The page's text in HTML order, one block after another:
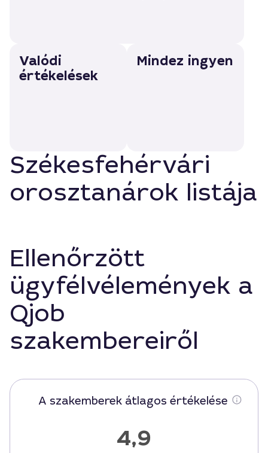
Valódi
értékelések
Mindez ingyen
Székesfehérvári
orosztanárok listája
Ellenőrzött
ügyfélvélemények a
Qjob
szakembereiről
A szakemberek átlagos értékelése
4,9